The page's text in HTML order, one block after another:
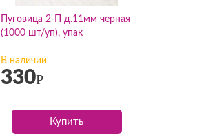
Пуговица 2-П д.11мм черная
(1000 шт/уп), упак
В наличии
330Р
Купить